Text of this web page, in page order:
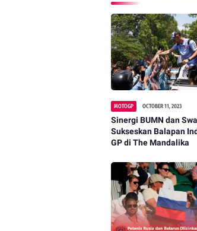
MOTOGP OCTOBER 11, 2023
Sinergi BUMN dan
Sukseskan Balapan
GP di The Mandalika